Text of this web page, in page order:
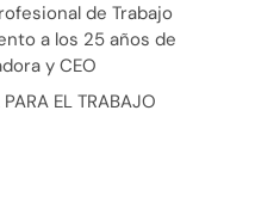
de Trabajo
a los 25 años de
y CEO
EL TRABAJO